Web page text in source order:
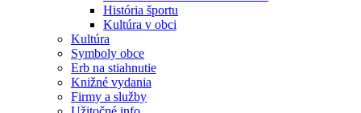
História športu
Kultúra v obci
Kultúra
Symboly obce
Erb na stiahnutie
Knižné vydania
Firmy a služby